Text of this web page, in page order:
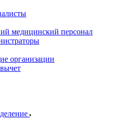
медицинский персонал
организации